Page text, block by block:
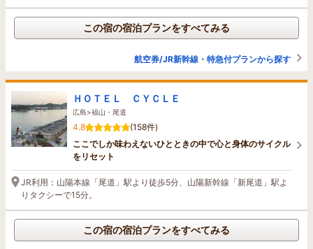
この宿の宿泊プランをすべてみる
航空券/JR新幹線・特急付プランから探す
ＨＯＴＥＬ ＣＹＣＬＥ
広島>福山・尾道
4.8
(158件)
ここでしか味わえないひとときの中で心と身体のサイクル
をリセット
JR利用：山陽本線「尾道」駅より徒歩5分、山陽新幹線「新尾道」駅よ
りタクシーで15分。
この宿の宿泊プランをすべてみる